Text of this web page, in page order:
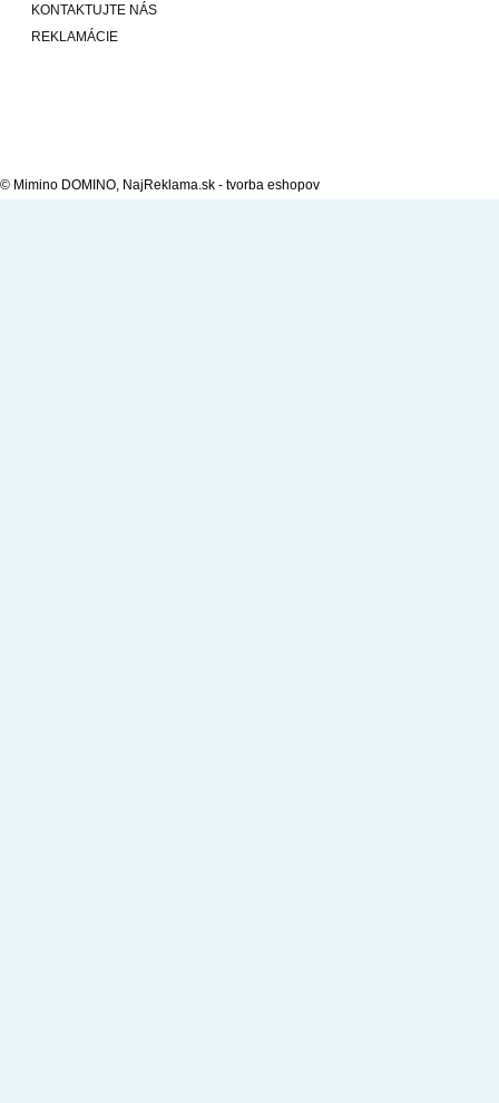
KONTAKTUJTE NÁS
REKLAMÁCIE
© Mimino DOMINO, NajReklama.sk - tvorba eshopov